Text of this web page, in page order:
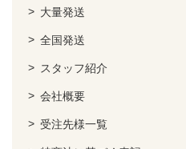
大量発送
全国発送
スタッフ紹介
会社概要
受注先様一覧